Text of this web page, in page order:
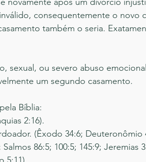
consequentemente o novo
também o seria.
sexual, ou severo abuso
um segundo casamento.
Bíblia:
2:16).
(Êxodo 34:6; Deuteronômio
86:5; 100:5; 145:9; Jeremias